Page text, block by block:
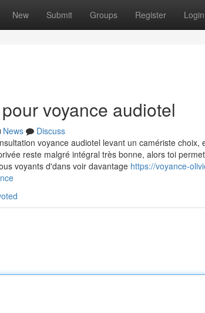
New Submit Groups Register Login
voyance audiotel
News
Discuss
voyance audiotel levant un camériste
reste malgré intégral très bonne, alors toi
voyants d'dans voir davantage https://voyance-